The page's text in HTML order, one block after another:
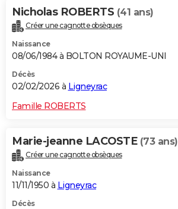
Bricolage
Lifestyle
Culture
Sport
Auto
Television
Voyage
Cinema
Nicholas ROBERTS (41 ans)
Créer une cagnotte obsèques
Naissance
08/06/1984 à BOLTON ROYAUME-UNI
Décès
02/02/2026 à Ligneyrac
Famille ROBERTS
Marie-jeanne LACOSTE (73 ans)
Créer une cagnotte obsèques
Naissance
11/11/1950 à Ligneyrac
Décès